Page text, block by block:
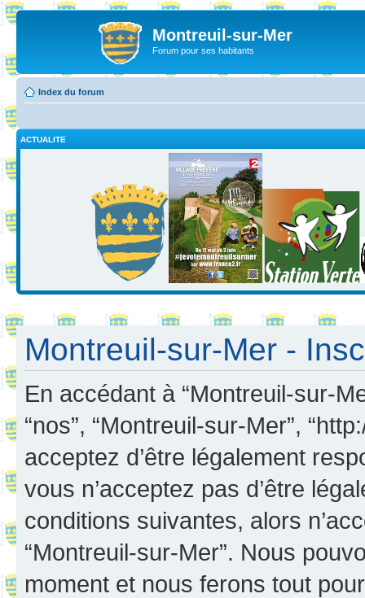
Montreuil-sur-Mer
Forum pour ses habitants
Index du forum
ACTUALITE
Montreuil-sur-Mer -
En accédant à “Montreuil-sur-
“nos”, “Montreuil-sur-Mer”,
acceptez d’être légalement
vous n’acceptez pas d’être
conditions suivantes, alors
“Montreuil-sur-Mer”. Nous
moment et nous ferons tout